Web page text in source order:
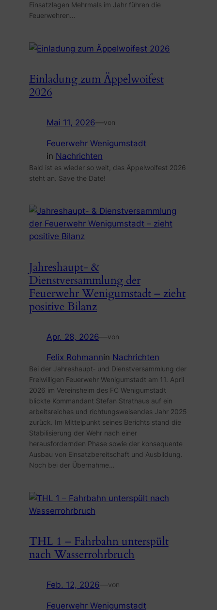
Einsatzlagen Mehrmals im Jahr führen die
Feuerwehren…
Einladung zum Äppelwoifest
2026
Mai 11, 2026—von
Feuerwehr Wenigumstadt
in Nachrichten
Bald ist es wieder so weit, das Äppelwoifest 2026
steht an. Save the Date!
Jahreshaupt- &
Dienstversammlung der
Feuerwehr Wenigumstadt – zieht
positive Bilanz
Apr. 28, 2026—von
Felix Rohmannin Nachrichten
Bei der Jahreshaupt‑ und Dienstversammlung der
Freiwilligen Feuerwehr Wenigumstadt am 11. April
2026 im Vereinsheim des FC Wenigumstadt
blickte Kommandant Stefan Strathaus auf ein
arbeitsreiches und richtungsweisendes Jahr 2025
zurück. Im Mittelpunkt seines Berichts stand die
Stabilisierung der Wehr nach einer
herausfordernden Phase sowie der konsequente
Ausbau von Einsatzbereitschaft und Ausbildung.
Noch bei der Übernahme…
THL 1 – Fahrbahn unterspült
nach Wasserrohrbruch
Feb. 12, 2026—von
Feuerwehr Wenigumstadt